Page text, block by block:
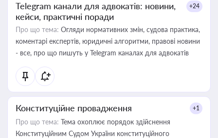
Telegram канали для адвокатів: новини,
кейси, практичні поради
+24
Про що тема: Огляди нормативних змін, судова практика,
коментарі експертів, юридичні алгоритми, правові новини
- все, про що пишуть у Telegram каналах для адвокатів
Конституційне провадження +1
Про що тема: Тема охоплює порядок здійснення
Конституційним Судом України конституційного